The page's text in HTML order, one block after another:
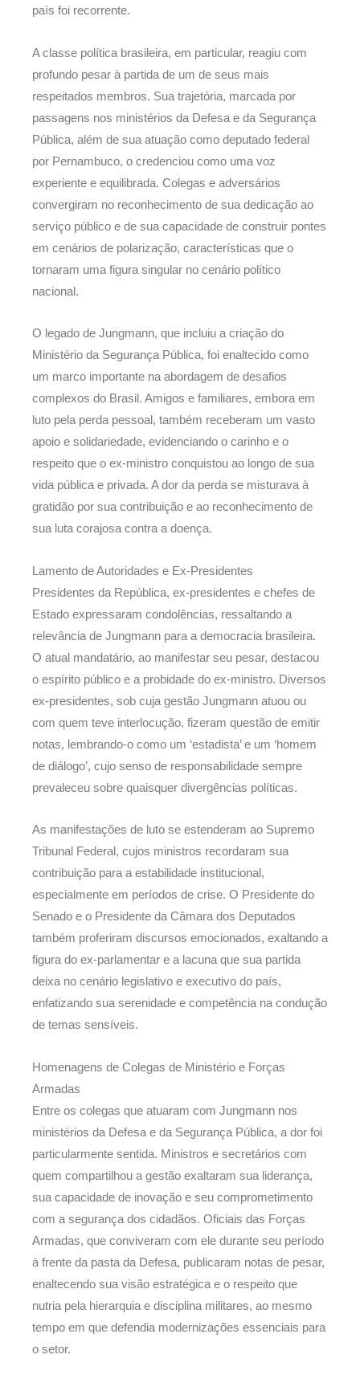
país foi recorrente.
A classe política brasileira, em particular, reagiu com
profundo pesar à partida de um de seus mais
respeitados membros. Sua trajetória, marcada por
passagens nos ministérios da Defesa e da Segurança
Pública, além de sua atuação como deputado federal
por Pernambuco, o credenciou como uma voz
experiente e equilibrada. Colegas e adversários
convergiram no reconhecimento de sua dedicação ao
serviço público e de sua capacidade de construir pontes
em cenários de polarização, características que o
tornaram uma figura singular no cenário político
nacional.
O legado de Jungmann, que incluiu a criação do
Ministério da Segurança Pública, foi enaltecido como
um marco importante na abordagem de desafios
complexos do Brasil. Amigos e familiares, embora em
luto pela perda pessoal, também receberam um vasto
apoio e solidariedade, evidenciando o carinho e o
respeito que o ex-ministro conquistou ao longo de sua
vida pública e privada. A dor da perda se misturava à
gratidão por sua contribuição e ao reconhecimento de
sua luta corajosa contra a doença.
Lamento de Autoridades e Ex-Presidentes
Presidentes da República, ex-presidentes e chefes de
Estado expressaram condolências, ressaltando a
relevância de Jungmann para a democracia brasileira.
O atual mandatário, ao manifestar seu pesar, destacou
o espírito público e a probidade do ex-ministro. Diversos
ex-presidentes, sob cuja gestão Jungmann atuou ou
com quem teve interlocução, fizeram questão de emitir
notas, lembrando-o como um ‘estadista’ e um ‘homem
de diálogo’, cujo senso de responsabilidade sempre
prevaleceu sobre quaisquer divergências políticas.
As manifestações de luto se estenderam ao Supremo
Tribunal Federal, cujos ministros recordaram sua
contribuição para a estabilidade institucional,
especialmente em períodos de crise. O Presidente do
Senado e o Presidente da Câmara dos Deputados
também proferiram discursos emocionados, exaltando a
figura do ex-parlamentar e a lacuna que sua partida
deixa no cenário legislativo e executivo do país,
enfatizando sua serenidade e competência na condução
de temas sensíveis.
Homenagens de Colegas de Ministério e Forças
Armadas
Entre os colegas que atuaram com Jungmann nos
ministérios da Defesa e da Segurança Pública, a dor foi
particularmente sentida. Ministros e secretários com
quem compartilhou a gestão exaltaram sua liderança,
sua capacidade de inovação e seu comprometimento
com a segurança dos cidadãos. Oficiais das Forças
Armadas, que conviveram com ele durante seu período
à frente da pasta da Defesa, publicaram notas de pesar,
enaltecendo sua visão estratégica e o respeito que
nutria pela hierarquia e disciplina militares, ao mesmo
tempo em que defendia modernizações essenciais para
o setor.